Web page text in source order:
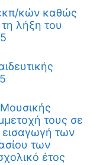
κών καθώς
λήξη του
τους σε
εισαγωγή των
των
έτος